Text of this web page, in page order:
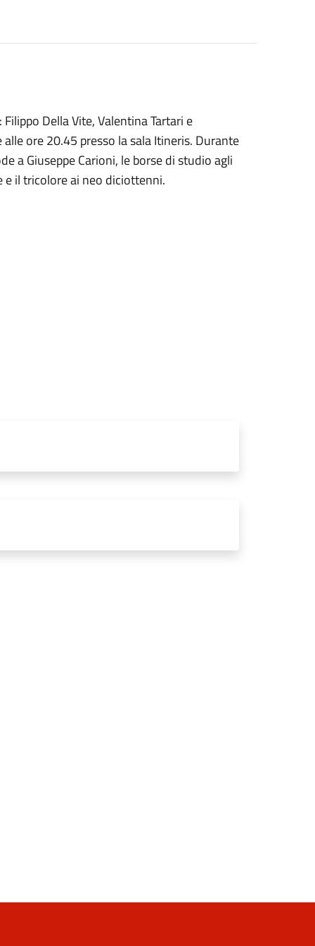
Della Vite, Valentina Tartari e
ore 20.45 presso la sala Itineris. Durante
a Giuseppe Carioni, le borse di studio agli
il tricolore ai neo diciottenni.